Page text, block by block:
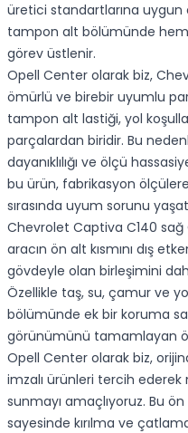
üretici standartlarına uygun
tampon alt bölümünde
görev üstlenir.
Opell Center olarak biz,
ömürlü ve birebir uyumlu
tampon alt lastiği, yol
parçalardan biridir. Bu
dayanıklılığı ve ölçü
bu ürün, fabrikasyon
sırasında uyum sorunu
Chevrolet Captiva C140
aracın ön alt kısmını dış
gövdeyle olan birleşimini
Özellikle taş, su, çamur ve
bölümünde ek bir koruma
görünümünü tamamlayan
Opell Center olarak biz,
imzalı ürünleri tercih
sunmayı amaçlıyoruz. Bu
sayesinde kırılma ve